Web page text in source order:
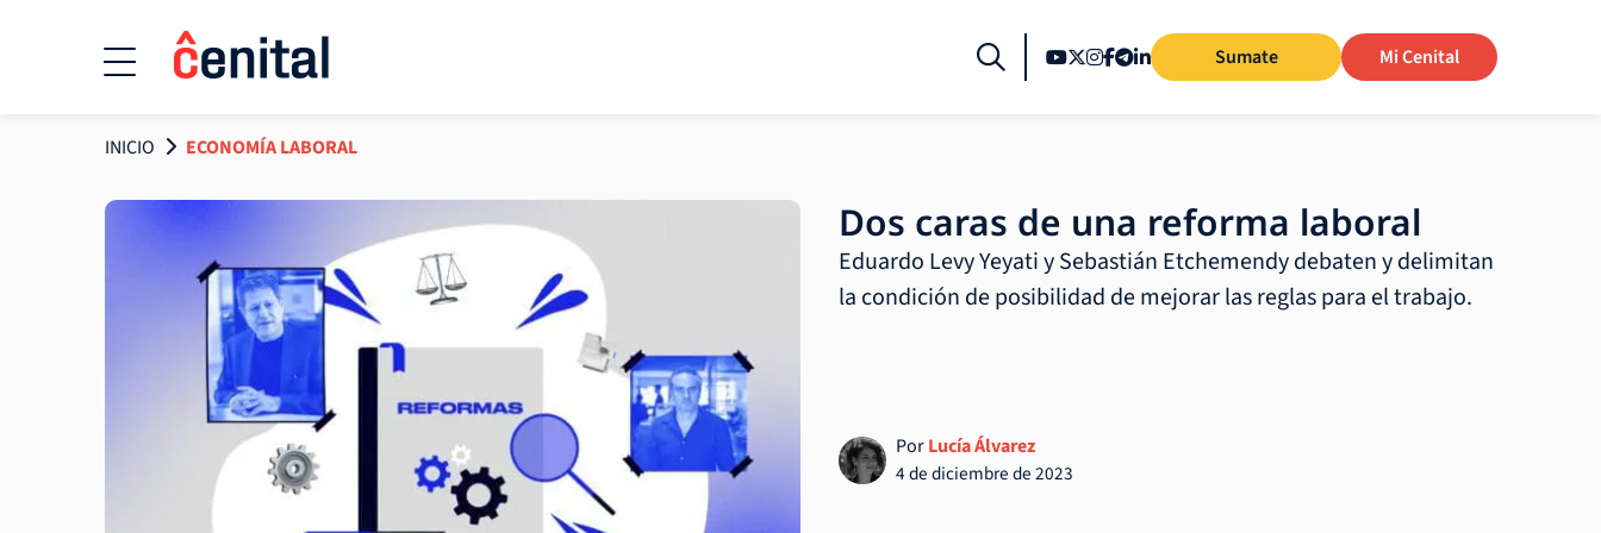
Sumate Mi Cenital
INICIO ECONOMÍA LABORAL
Dos caras de una reforma laboral
Eduardo Levy Yeyati y Sebastián Etchemendy debaten y delimitan
la condición de posibilidad de mejorar las reglas para el trabajo.
PorLucía Álvarez
4 de diciembre de 2023